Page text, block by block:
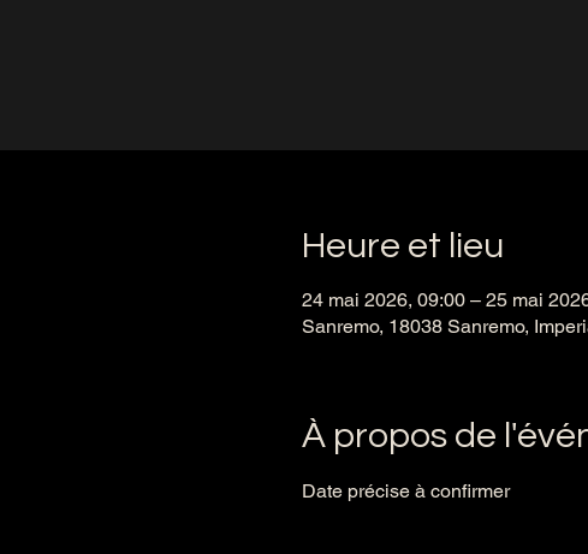
Heure et lieu
24 mai 2026, 09:00 – 25 mai
Sanremo, 18038 Sanremo,
À propos de
Date précise à confirmer